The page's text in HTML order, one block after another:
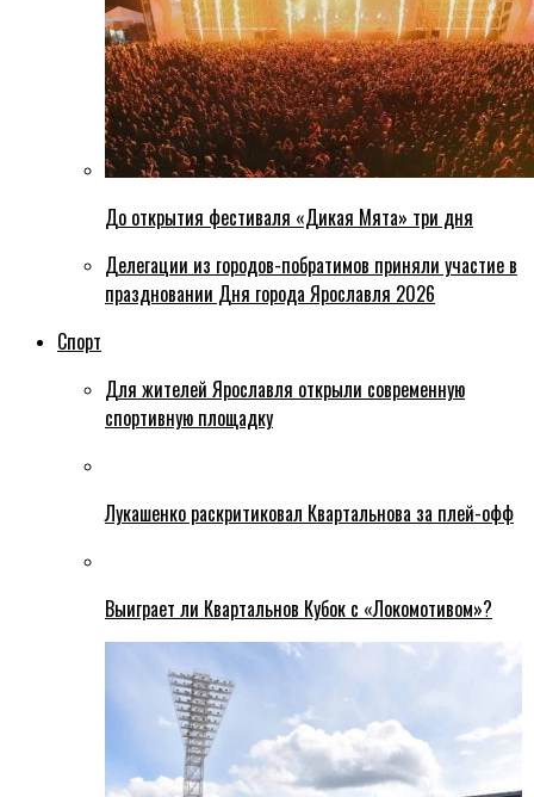
До открытия фестиваля «Дикая Мята» три дня
Делегации из городов-побратимов приняли участие в
праздновании Дня города Ярославля 2026
Спорт
Для жителей Ярославля открыли современную
спортивную площадку
Лукашенко раскритиковал Квартальнова за плей-офф
Выиграет ли Квартальнов Кубок с «Локомотивом»?